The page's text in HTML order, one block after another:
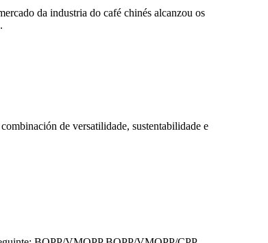
da industria do café chinés alcanzou os
de versatilidade, sustentabilidade e